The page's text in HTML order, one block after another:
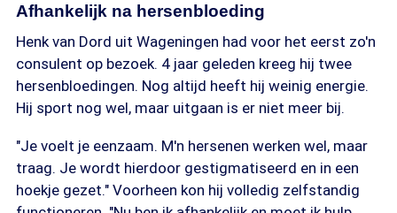
Afhankelijk na hersenbloeding
Henk van Dord uit Wageningen had voor het eerst zo'n
consulent op bezoek. 4 jaar geleden kreeg hij twee
hersenbloedingen. Nog altijd heeft hij weinig energie.
Hij sport nog wel, maar uitgaan is er niet meer bij.
"Je voelt je eenzaam. M'n hersenen werken wel, maar
traag. Je wordt hierdoor gestigmatiseerd en in een
hoekje gezet." Voorheen kon hij volledig zelfstandig